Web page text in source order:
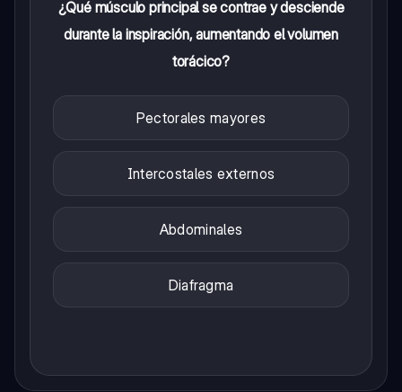
¿Qué músculo principal se contrae y desciende
durante la inspiración, aumentando el volumen
torácico?
Pectorales mayores
Intercostales externos
Abdominales
Diafragma